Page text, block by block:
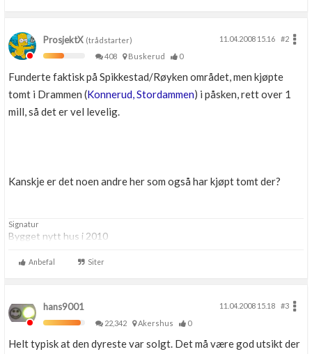
ProsjektX(trådstarter) 11.04.2008 15.16
#2
408
Buskerud 0
Funderte faktisk på Spikkestad/Røyken området, men kjøpte
tomt i Drammen (Konnerud, Stordammen) i påsken, rett over 1
mill, så det er vel levelig.
Kanskje er det noen andre her som også har kjøpt tomt der?
Signatur
Bygget nytt hus i 2010
Anbefal Siter
hans9001 11.04.2008 15.18
#3
22,342
Akershus 0
Helt typisk at den dyreste var solgt. Det må være god utsikt der